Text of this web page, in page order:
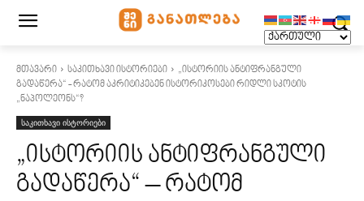
მთავარი საკითხავი ისტორიები
„ისტორიის ანტიფრანგული
გადაწერა“ - რატომ აკრიტიკებენ ისტორიკოსები რიდლი სკოტის
„ნაპოლეონს“?
საკითხავი ისტორიები
„ისტორიის ანტიფრანგული
გადაწერა“ – რატომ